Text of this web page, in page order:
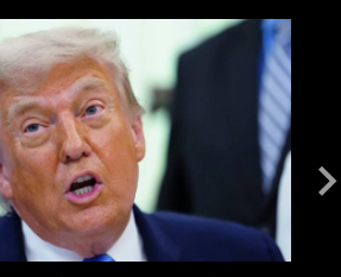
Multimedia
Video
Ảnh
E-Magazine
Infographic